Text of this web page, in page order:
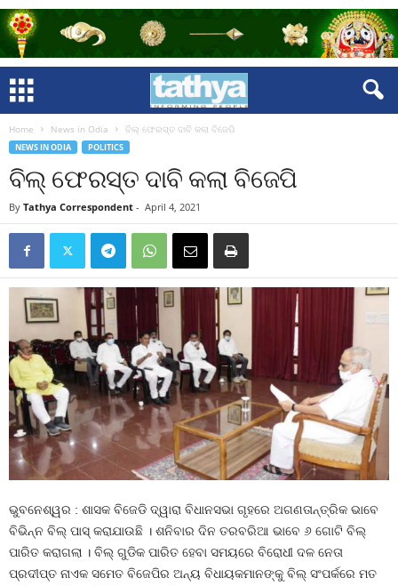
Home News in Odia ବିଲ୍‍ ଫେରସ୍ତ ଦାବି କଲା ବିଜେପି
NEWS IN ODIA POLITICS
ବିଲ୍‍ ଫେରସ୍ତ ଦାବି କଲା ବିଜେପି
By Tathya Correspondent - April 4, 2021
ଭୁବନେଶ୍ୱର : ଶାସକ ବିଜେଡି ଦ୍ୱାରା ବିଧାନସଭା ଗୃହରେ ଅଗଣତାନ୍ତ୍ରିକ ଭାବେ
ବିଭିନ୍ନ ବିଲ୍ ପାସ୍ କରାଯାଉଛି । ଶନିବାର ଦିନ ତରବରିଆ ଭାବେ ୬ ଗୋଟି ବିଲ୍
ପାରିତ କରାଗଲା । ବିଲ୍ ଗୁଡିକ ପାରିତ ହେବା ସମୟରେ ବିରୋଧୀ ଦଳ ନେତା
ପ୍ରଦୀପ୍ତ ନାଏକ ସମେତ ବିଜେପିର ଅନ୍ୟ ବିଧାୟକମାନଙ୍କୁ ବିଲ୍ ସଂପର୍କରେ ମତ